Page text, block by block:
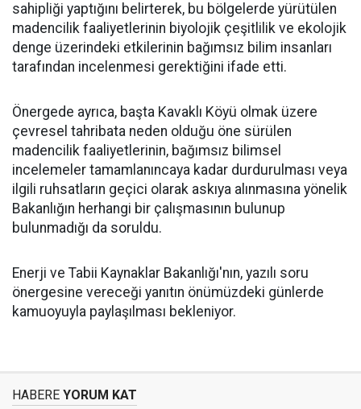
sahipliği yaptığını belirterek, bu bölgelerde yürütülen
madencilik faaliyetlerinin biyolojik çeşitlilik ve ekolojik
denge üzerindeki etkilerinin bağımsız bilim insanları
tarafından incelenmesi gerektiğini ifade etti.
Önergede ayrıca, başta Kavaklı Köyü olmak üzere
çevresel tahribata neden olduğu öne sürülen
madencilik faaliyetlerinin, bağımsız bilimsel
incelemeler tamamlanıncaya kadar durdurulması veya
ilgili ruhsatların geçici olarak askıya alınmasına yönelik
Bakanlığın herhangi bir çalışmasının bulunup
bulunmadığı da soruldu.
Enerji ve Tabii Kaynaklar Bakanlığı'nın, yazılı soru
önergesine vereceği yanıtın önümüzdeki günlerde
kamuoyuyla paylaşılması bekleniyor.
HABERE YORUM KAT